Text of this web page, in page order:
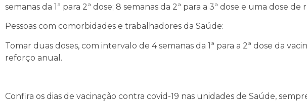
semanas da 1ª para 2ª dose; 8 semanas da 2ª para a 3ª dose e uma dose de
Pessoas com comorbidades e trabalhadores da Saúde:
Tomar duas doses, com intervalo de 4 semanas da 1ª para a 2ª dose da
reforço anual.
Confira os dias de vacinação contra covid-19 nas unidades de Saúde,